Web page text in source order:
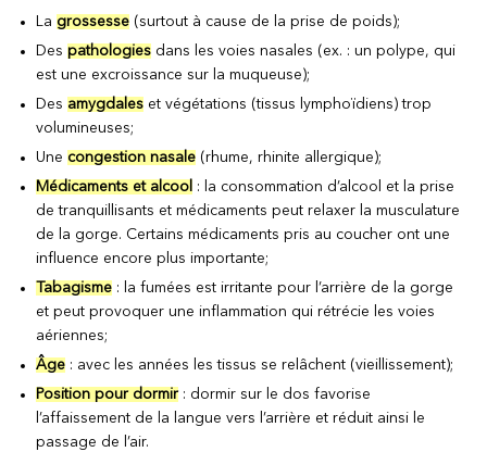
La grossesse (surtout à cause de la prise de poids);
Despathologies dans les voies nasales (ex. : un polype, qui
est une excroissance sur la muqueuse);
Des amygdales et végétations (tissus lymphoïdiens) trop
volumineuses;
Une congestion nasale (rhume, rhinite allergique);
Médicaments et alcool : la consommation d’alcool et la prise
de tranquillisants et médicaments peut relaxer la musculature
de la gorge. Certains médicaments pris au coucher ont une
influence encore plus importante;
Tabagisme : la fumées est irritante pour l’arrière de la gorge
et peut provoquer une inflammation qui rétrécie les voies
aériennes;
Âge : avec les années les tissus se relâchent (vieillissement);
Position pour dormir: dormir sur le dos favorise
l’affaissement de la langue vers l’arrière et réduit ainsi le
passage de l’air.